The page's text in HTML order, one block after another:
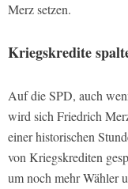
Merz setzen.
Kriegskredite
Auf die SPD, auch
wird sich Friedrich
einer historischen
von Kriegskrediten
um noch mehr Wähler